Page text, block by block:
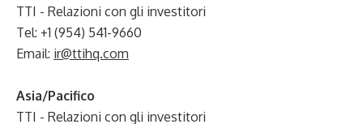
TTI - Relazioni con gli investitori
Tel: +1 (954) 541-9660
Email: ir@ttihq.com
Asia/Pacifico
TTI - Relazioni con gli investitori